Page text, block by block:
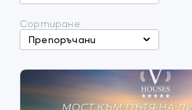
Сортиране
Препоръчани